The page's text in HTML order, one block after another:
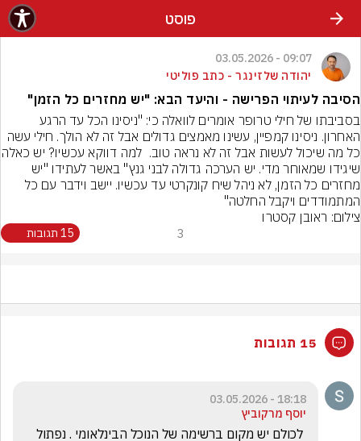
פוסט
09:07 - 03.05.2026
יהודה שלזינגר - כתב פוליטי
הסיבה לעיתוי הפרישה - והיעד הבא: "יש מחזרים כל הזמן"
בסביבתו של חילי טרופר אומרים לוואלה כי: "ניסינו הכל עד הרגע
המתמודדים ויקבל החלטה"
צילום: ראובן קסטרו
3 15 תגובות
15 תגובות
18:18 - 03.05.2026
יוסף מרקוביץ